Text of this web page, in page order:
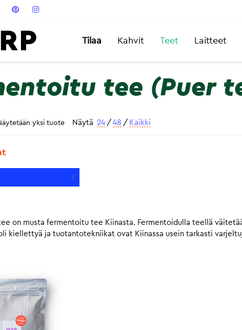
Tilaa Kahvit Teet Laitteet
tee (Puer
yksi tuote Näytä 24 / 48 / Kaikki
1
on musta fermentoitu tee Kiinasta. Fermentoidulla teellä
kiellettyä ja tuotantotekniikat ovat Kiinassa usein tarkasti